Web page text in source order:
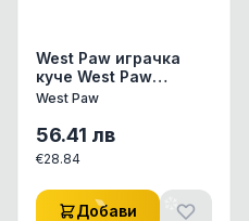
West Paw играчка
куче West Paw
Rumpus М 6см, син
West Paw
56.41 лв
€28.84
Добави